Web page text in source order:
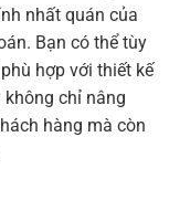
nhất quán của
Bạn có thể tùy
hợp với thiết kế
chỉ nâng
hàng mà còn